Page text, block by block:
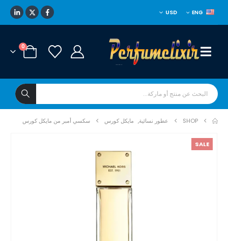
ENG
USD
0
SHOP عطور نسائية, مايكل كورس سكسي أمبر من مايكل كورس
SALE